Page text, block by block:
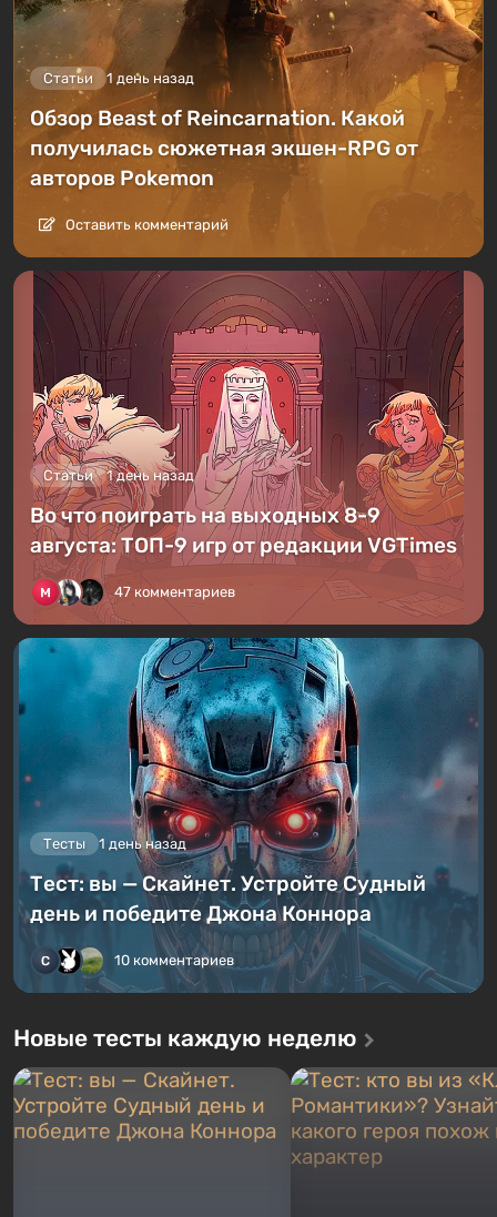
Статьи 1 день назад
Обзор Beast of Reincarnation. Какой
получилась сюжетная экшен-RPG от
авторов Pokemon
Оставить комментарий
Статьи 1 день назад
Во что поиграть на выходных 8-9
августа: ТОП-9 игр от редакции VGTimes
47 комментариев
Тесты 1 день назад
Тест: вы — Скайнет. Устройте Судный
день и победите Джона Коннора
10 комментариев
Новые тесты каждую неделю